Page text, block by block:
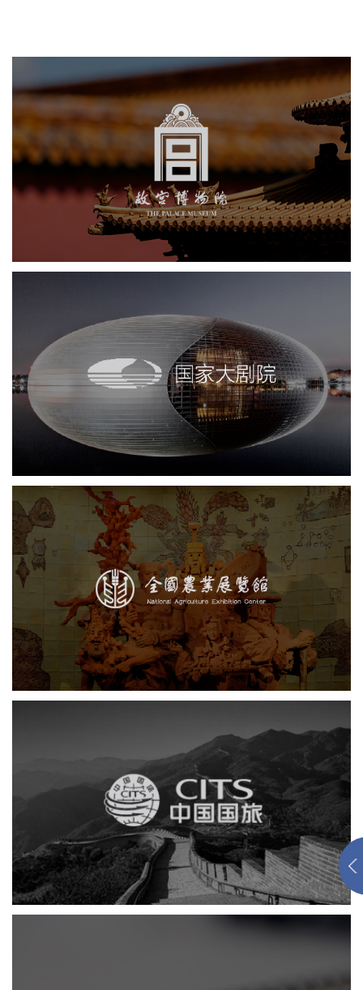
故宫博物院
国家大剧院
剧院 文化艺术 智慧展馆 展馆网站建设
农业展览馆
展览馆 文化艺术 智慧展馆 展馆网站建设
中国国旅
电商网站 网站建设
国家文化项目产业平台